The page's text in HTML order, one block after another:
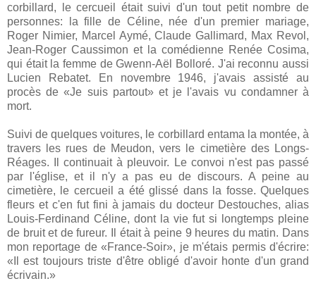
corbillard, le cercueil était suivi d'un tout petit nombre de
personnes: la fille de Céline, née d'un premier mariage,
Roger Nimier, Marcel Aymé, Claude Gallimard, Max Revol,
Jean-Roger Caussimon et la comédienne Renée Cosima,
qui était la femme de Gwenn-Aël Bolloré. J'ai reconnu aussi
Lucien Rebatet. En novembre 1946, j'avais assisté au
procès de «Je suis partout» et je l'avais vu condamner à
mort.
Suivi de quelques voitures, le corbillard entama la montée, à
travers les rues de Meudon, vers le cimetière des Longs-
Réages. Il continuait à pleuvoir. Le convoi n'est pas passé
par l'église, et il n'y a pas eu de discours. A peine au
cimetière, le cercueil a été glissé dans la fosse. Quelques
fleurs et c'en fut fini à jamais du docteur Destouches, alias
Louis-Ferdinand Céline, dont la vie fut si longtemps pleine
de bruit et de fureur. Il était à peine 9 heures du matin. Dans
mon reportage de «France-Soir», je m'étais permis d'écrire:
«Il est toujours triste d'être obligé d'avoir honte d'un grand
écrivain.»